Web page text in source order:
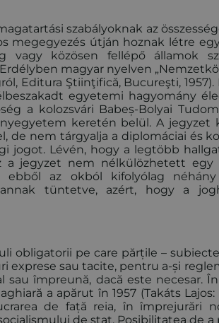
szabályoknak az
megegyezés útján hoznak létre
vagy közösen fellépő államok
magyar nyelven
Editura Ştiinţifică, Bucureşti,
egyetemi hagyomány
a kolozsvári Babeș-Bolyai
keretén belül. A
de nem tárgyalja a diplomáciai és
jogot. Lévén, hogy a legtöbb
jegyzet nem nélkülözhetett egy
ebből az okból kifolyólag
tüntetve, azért, hogy a
obligatorii pe care părțile –
exprese sau tacite, pentru a-și
împreună, dacă este necesar. În
a apărut în 1957 (Takáts
de față reia, în împrejurări
de stat. Posibilitatea de